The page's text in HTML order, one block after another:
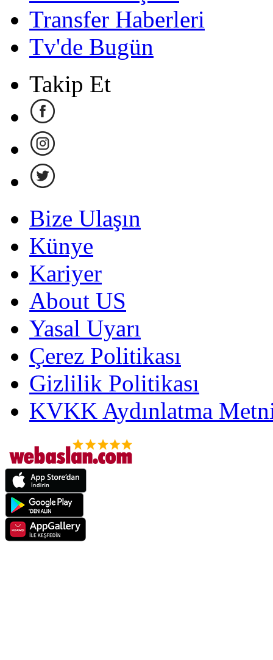
Transfer Haberleri
Tv'de Bugün
Takip Et
Bize Ulaşın
Künye
Kariyer
About US
Yasal Uyarı
Çerez Politikası
Gizlilik Politikası
KVKK Aydınlatma